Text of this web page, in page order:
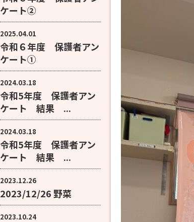
ケート②
2025.04.01
令和６年度 保護者アン
ケート①
2024.03.18
令和5年度 保護者アン
ケート 結果 ...
2024.03.18
令和5年度 保護者アン
ケート 結果 ...
2023.12.26
2023/12/26 野菜
2023.10.24